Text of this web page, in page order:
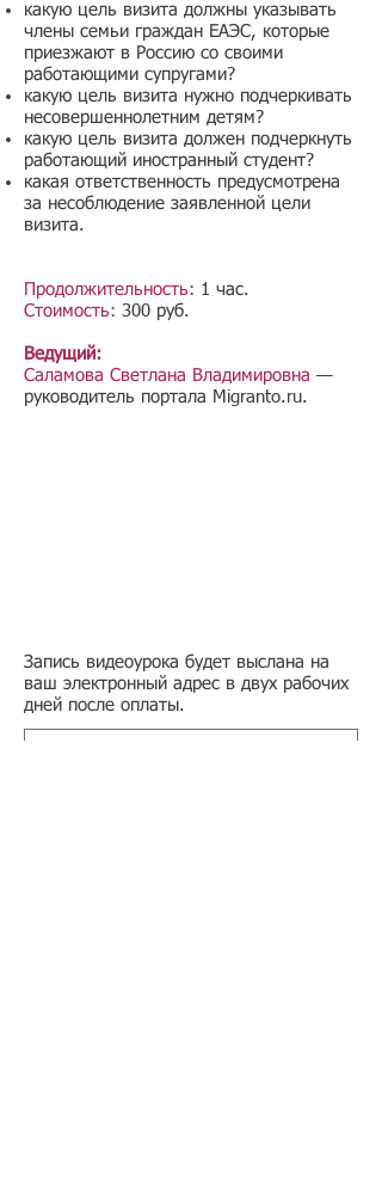
какую цель визита должны указывать
члены семьи граждан ЕАЭС, которые
приезжают в Россию со своими
работающими супругами?
какую цель визита нужно подчеркивать
несовершеннолетним детям?
какую цель визита должен подчеркнуть
работающий иностранный студент?
какая ответственность предусмотрена
за несоблюдение заявленной цели
визита.
Продолжительность: 1 час.
Стоимость: 300 руб.
Ведущий:
Саламова Светлана Владимировна —
руководитель портала Migranto.ru.
Запись видеоурока будет выслана на
ваш электронный адрес в двух рабочих
дней после оплаты.